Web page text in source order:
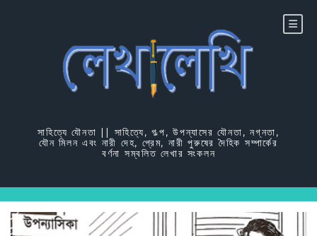
সাহিত্যে যৌনতা || সাহিত্যে, গল্প, উপন্যাসের যৌনতা, নগ্নতা,
যৌন মিলন এবং নারী দেহ, প্রেম, নারী পুরুষের দৈহিক সম্পার্কের
বর্ণনা সম্বলিত লেখার সংকলন